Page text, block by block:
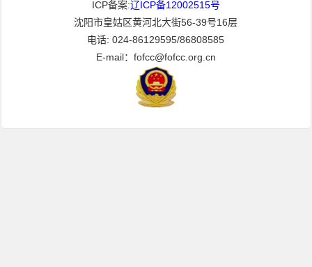
ICP备案:辽ICP备12002515号
沈阳市皇姑区黄河北大街56-39号16层
电话: 024-86129595/86808585
E-mail：fofcc@fofcc.org.cn